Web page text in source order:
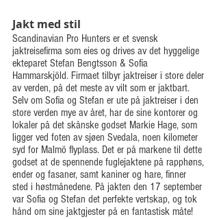
Jakt med stil
Scandinavian Pro Hunters er et svensk
jaktreisefirma som eies og drives av det hyggelige
ekteparet Stefan Bengtsson & Sofia
Hammarskjöld. Firmaet tilbyr jaktreiser i store deler
av verden, på det meste av vilt som er jaktbart.
Selv om Sofia og Stefan er ute på jaktreiser i den
store verden mye av året, har de sine kontorer og
lokaler på det skånske godset Markie Hage, som
ligger ved foten av sjøen Svedala, noen kilometer
syd for Malmö flyplass. Det er på markene til dette
godset at de spennende fuglejaktene på rapphøns,
ender og fasaner, samt kaniner og hare, finner
sted i høstmånedene. På jakten den 17 september
var Sofia og Stefan det perfekte vertskap, og tok
hånd om sine jaktgjester på en fantastisk måte!